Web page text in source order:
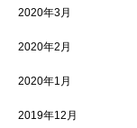
2020年3月
2020年2月
2020年1月
2019年12月